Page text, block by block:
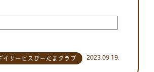
2023.09.19.
イサービスびーだまクラブ